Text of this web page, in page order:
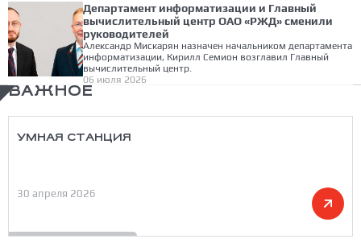
Департамент информатизации и Главный
вычислительный центр ОАО «РЖД» сменили
руководителей
Александр Мискарян назначен начальником департамента
информатизации, Кирилл Семион возглавил Главный
вычислительный центр.
06 июля 2026
ВАЖНОЕ
УМНАЯ СТАНЦИЯ
30 апреля 2026